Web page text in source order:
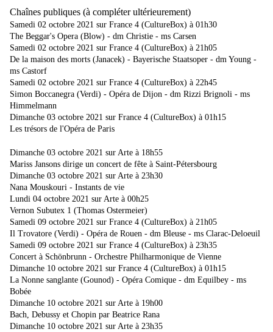
Chaînes publiques (à compléter ultérieurement)
Samedi 02 octobre 2021 sur France 4 (CultureBox) à 01h30
The Beggar's Opera (Blow) - dm Christie - ms Carsen
Samedi 02 octobre 2021 sur France 4 (CultureBox) à 21h05
De la maison des morts (Janacek) - Bayerische Staatsoper - dm Young -
ms Castorf
Samedi 02 octobre 2021 sur France 4 (CultureBox) à 22h45
Simon Boccanegra (Verdi) - Opéra de Dijon - dm Rizzi Brignoli - ms
Himmelmann
Dimanche 03 octobre 2021 sur France 4 (CultureBox) à 01h15
Les trésors de l'Opéra de Paris
Dimanche 03 octobre 2021 sur Arte à 18h55
Mariss Jansons dirige un concert de fête à Saint-Pétersbourg
Dimanche 03 octobre 2021 sur Arte à 23h30
Nana Mouskouri - Instants de vie
Lundi 04 octobre 2021 sur Arte à 00h25
Vernon Subutex 1 (Thomas Ostermeier)
Samedi 09 octobre 2021 sur France 4 (CultureBox) à 21h05
Il Trovatore (Verdi) - Opéra de Rouen - dm Bleuse - ms Clarac-Deloeuil
Samedi 09 octobre 2021 sur France 4 (CultureBox) à 23h35
Concert à Schönbrunn - Orchestre Philharmonique de Vienne
Dimanche 10 octobre 2021 sur France 4 (CultureBox) à 01h15
La Nonne sanglante (Gounod) - Opéra Comique - dm Equilbey - ms
Bobée
Dimanche 10 octobre 2021 sur Arte à 19h00
Bach, Debussy et Chopin par Beatrice Rana
Dimanche 10 octobre 2021 sur Arte à 23h35